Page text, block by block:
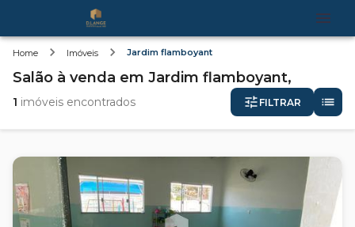
Home Imóveis Jardim flamboyant
Salão à venda em Jardim flamboyant,
1 imóveis encontrados FILTRAR